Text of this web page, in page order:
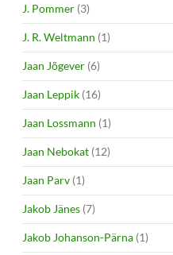
J. Pommer (3)
J. R. Weltmann (1)
Jaan Jõgever (6)
Jaan Leppik (16)
Jaan Lossmann (1)
Jaan Nebokat (12)
Jaan Parv (1)
Jakob Jänes (7)
Jakob Johanson-Pärna (1)